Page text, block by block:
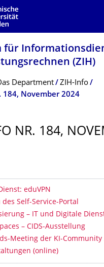
springen
für
(ZIH)
Menü
Department
ZIH-Info
184, November 2024
NR. 184,
eduVPN
des Self-Service-Portal
– IT und Digitale
– CIDS-Ausstellung
Meeting der KI-Community
(online)